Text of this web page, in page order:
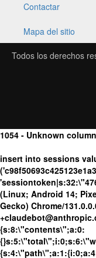
Contactar
Mapa del sitio
Todos los derechos
1054 - Unknown
insert into sessions
(Linux; Android 14;
Gecko) Chrome/
{s:8:\"contents\";a:0: